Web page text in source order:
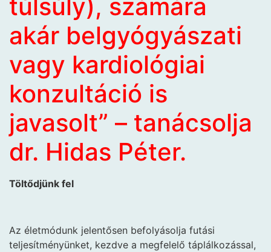
túlsúly), számára
akár belgyógyászati
vagy kardiológiai
konzultáció is
javasolt” – tanácsolja
dr. Hidas Péter.
Töltődjünk fel
Az életmódunk jelentősen befolyásolja futási
teljesítményünket, kezdve a megfelelő táplálkozással,